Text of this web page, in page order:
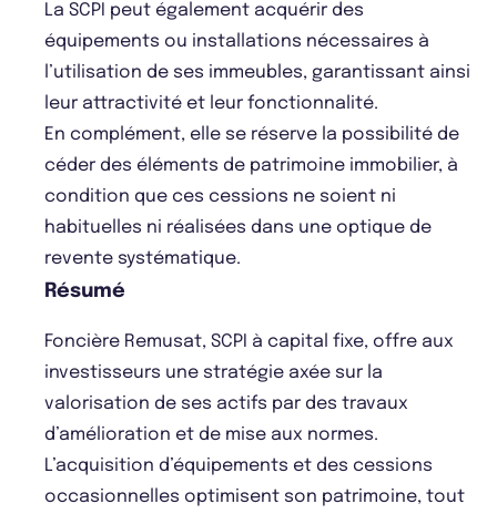
La SCPI peut également acquérir des
équipements ou installations nécessaires à
l’utilisation de ses immeubles, garantissant ainsi
leur attractivité et leur fonctionnalité.
En complément, elle se réserve la possibilité de
céder des éléments de patrimoine immobilier, à
condition que ces cessions ne soient ni
habituelles ni réalisées dans une optique de
revente systématique.
Résumé
Foncière Remusat, SCPI à capital fixe, offre aux
investisseurs une stratégie axée sur la
valorisation de ses actifs par des travaux
d’amélioration et de mise aux normes.
L’acquisition d’équipements et des cessions
occasionnelles optimisent son patrimoine, tout